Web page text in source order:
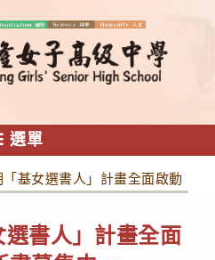
選單
「基女選書人」計畫全面啟動！
書人」計畫全面